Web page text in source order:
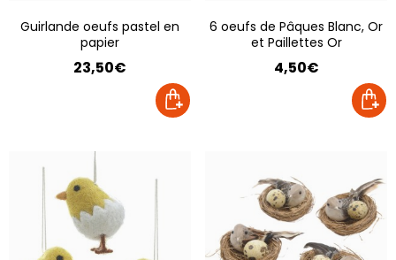
Guirlande oeufs pastel en
papier
23,50€
6 oeufs de Pâques Blanc, Or
et Paillettes Or
4,50€